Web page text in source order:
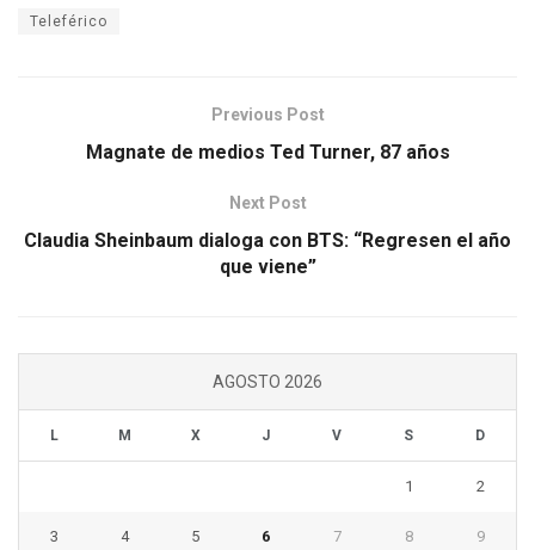
Teleférico
Previous Post
Magnate de medios Ted Turner, 87 años
Next Post
Claudia Sheinbaum dialoga con BTS: “Regresen el año
que viene”
AGOSTO 2026
L M X J V S D
1 2
3 4 5 6 7 8 9